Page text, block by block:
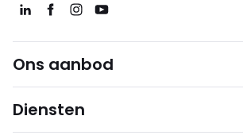
Ons aanbod
Diensten